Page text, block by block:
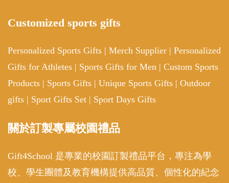
Customized sports gifts
Personalized Sports Gifts | Merch Supplier | Personalized
Gifts for Athletes | Sports Gifts for Men | Custom Sports
Products | Sports Gifts | Unique Sports Gifts | Outdoor
gifts | Sport Gifts Set | Sport Days Gifts
關於訂製專屬校園禮品
Gift4School 是專業的校園訂製禮品平台，專注為學
校、學生團體及教育機構提供高品質、個性化的紀念